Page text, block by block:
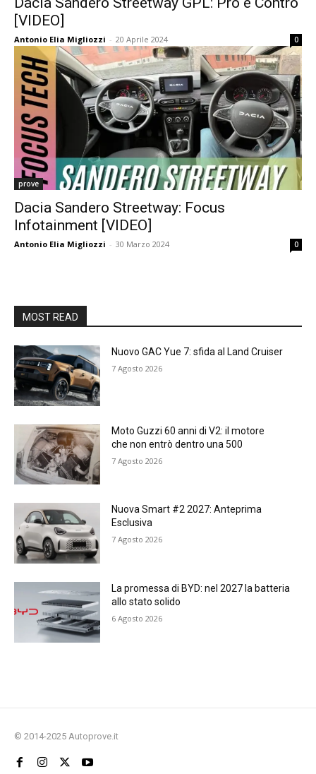
[VIDEO]
Antonio Elia Migliozzi - 20 Aprile 2024 0
prove
Dacia Sandero Streetway: Focus
Infotainment [VIDEO]
Antonio Elia Migliozzi - 30 Marzo 2024 0
MOST READ
Nuovo GAC Yue 7: sfida al Land Cruiser
7 Agosto 2026
Moto Guzzi 60 anni di V2: il motore
che non entrò dentro una 500
7 Agosto 2026
Nuova Smart #2 2027: Anteprima
Esclusiva
7 Agosto 2026
La promessa di BYD: nel 2027 la batteria
allo stato solido
6 Agosto 2026
© 2014-2025 Autoprove.it